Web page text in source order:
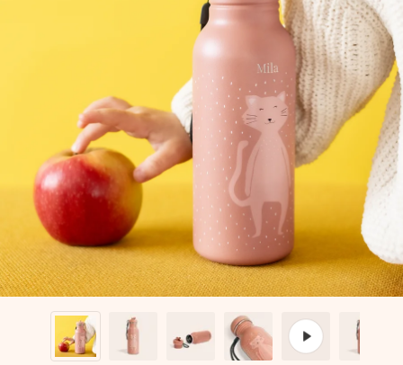
Nos cadeaux sont appréciés. Les clients nous attribuent
une note de 4,7 sur Google Reviews (total de tous les
pays où nous sommes présents).
Carte de vœux gratuite
Créez quelque chose d’unique en quelques étapes – avec
son prénom, votre photo ou un message qui touche le cœur.
Sans complications, juste tout l’amour pour le moment idéal.